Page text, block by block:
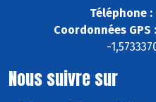
Téléphone :
Coordonnées GPS :
-
Nous suivre sur